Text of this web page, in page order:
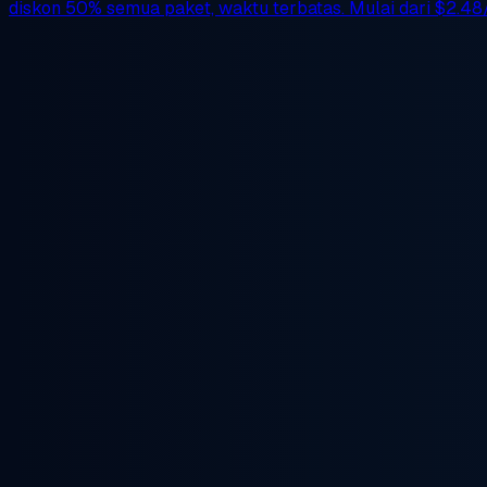
diskon 50% semua paket, waktu terbatas. Mulai dari